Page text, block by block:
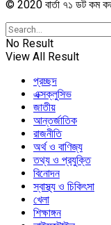
© 2020 বার্তা ৭১ ডট কম
No Result
View All Result
প্রচ্ছদ
এক্সক্লুসিভ
জাতীয়
আন্তর্জাতিক
রাজনীতি
অর্থ ও বাণিজ্য
তথ্য ও প্রযুক্তি
বিনোদন
স্বাস্থ্য ও চিকিৎসা
খেলা
শিক্ষাঙ্গন